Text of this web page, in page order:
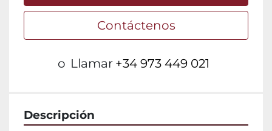
Contáctenos
o Llamar +34 973 449 021
Descripción